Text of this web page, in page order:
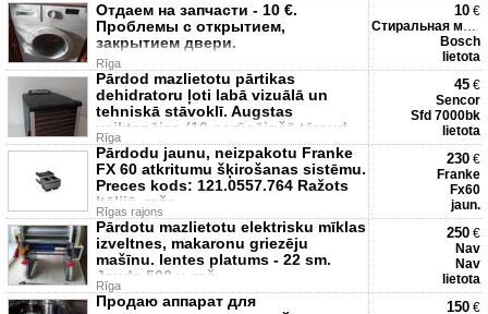
Отдаем на запчасти - 10 €.
Проблемы с открытием,
закрытием двери.
Rīga
10 €
Стиральная маш
Bosch
lietota
Pārdod mazlietotu pārtikas
dehidratoru ļoti labā vizuālā un
tehniskā stāvoklī. Augstas
veiktspējas (10 nerūsējošā tēraud
Rīga
45 €
Sencor
Sfd 7000bk
lietota
Pārdodu jaunu, neizpakotu Franke
FX 60 atkritumu šķirošanas sistēmu.
Preces kods: 121.0557.764 Ražots
Itālijā, ražo
Rīgas rajons
230 €
Franke
Fx60
jaun.
Pārdotu mazlietotu elektrisku mīklas
izveltnes, makaronu griezēju
mašīnu. lentes platums - 22 sm.
Jauda 500 v. raž
Rīga
250 €
Nav
Nav
lietota
Продаю аппарат для
150 €